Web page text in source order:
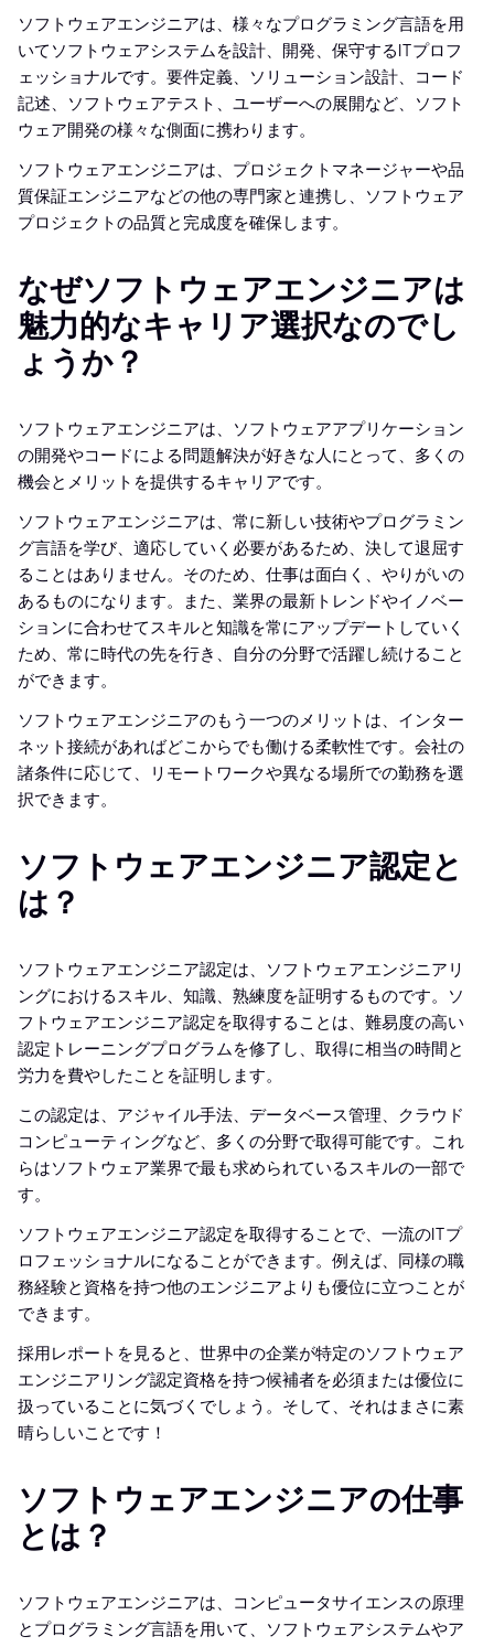
ソフトウェアエンジニアは、様々なプログラミング言語を用
いてソフトウェアシステムを設計、開発、保守するITプロフ
ェッショナルです。要件定義、ソリューション設計、コード
記述、ソフトウェアテスト、ユーザーへの展開など、ソフト
ウェア開発の様々な側面に携わります。
ソフトウェアエンジニアは、プロジェクトマネージャーや品
質保証エンジニアなどの他の専門家と連携し、ソフトウェア
プロジェクトの品質と完成度を確保します。
なぜソフトウェアエンジニアは
魅力的なキャリア選択なのでし
ょうか？
ソフトウェアエンジニアは、ソフトウェアアプリケーション
の開発やコードによる問題解決が好きな人にとって、多くの
機会とメリットを提供するキャリアです。
ソフトウェアエンジニアは、常に新しい技術やプログラミン
グ言語を学び、適応していく必要があるため、決して退屈す
ることはありません。そのため、仕事は面白く、やりがいの
あるものになります。また、業界の最新トレンドやイノベー
ションに合わせてスキルと知識を常にアップデートしていく
ため、常に時代の先を行き、自分の分野で活躍し続けること
ができます。
ソフトウェアエンジニアのもう一つのメリットは、インター
ネット接続があればどこからでも働ける柔軟性です。会社の
諸条件に応じて、リモートワークや異なる場所での勤務を選
択できます。
ソフトウェアエンジニア認定と
は？
ソフトウェアエンジニア認定は、ソフトウェアエンジニアリ
ングにおけるスキル、知識、熟練度を証明するものです。ソ
フトウェアエンジニア認定を取得することは、難易度の高い
認定トレーニングプログラムを修了し、取得に相当の時間と
労力を費やしたことを証明します。
この認定は、アジャイル手法、データベース管理、クラウド
コンピューティングなど、多くの分野で取得可能です。これ
らはソフトウェア業界で最も求められているスキルの一部で
す。
ソフトウェアエンジニア認定を取得することで、一流のITプ
ロフェッショナルになることができます。例えば、同様の職
務経験と資格を持つ他のエンジニアよりも優位に立つことが
できます。
採用レポートを見ると、世界中の企業が特定のソフトウェア
エンジニアリング認定資格を持つ候補者を必須または優位に
扱っていることに気づくでしょう。そして、それはまさに素
晴らしいことです！
ソフトウェアエンジニアの仕事
とは？
ソフトウェアエンジニアは、コンピュータサイエンスの原理
とプログラミング言語を用いて、ソフトウェアシステムやア